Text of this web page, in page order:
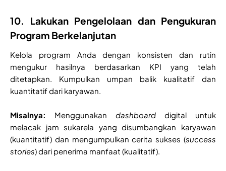
10. Lakukan Pengelolaan dan Pengukuran
Program Berkelanjutan
Kelola program Anda dengan konsisten dan rutin
mengukur hasilnya berdasarkan KPI yang telah
ditetapkan. Kumpulkan umpan balik kualitatif dan
kuantitatif dari karyawan.
Misalnya: Menggunakan dashboard digital untuk
melacak jam sukarela yang disumbangkan karyawan
(kuantitatif) dan mengumpulkan cerita sukses (success
stories) dari penerima manfaat (kualitatif).